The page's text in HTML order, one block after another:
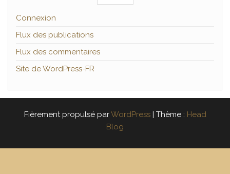
Connexion
Flux des publications
Flux des commentaires
Site de WordPress-FR
Fièrement propulsé parWordPress | Thème : Head
Blog